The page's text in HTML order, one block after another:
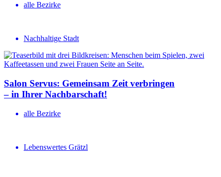
alle Bezirke
Nachhaltige Stadt
Salon Servus: Gemeinsam Zeit verbringen
– in Ihrer Nachbar­schaft!
alle Bezirke
Lebenswertes Grätzl